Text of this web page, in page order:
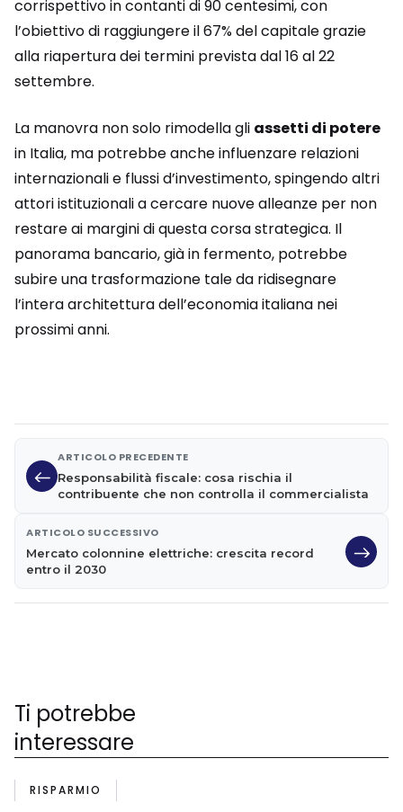
corrispettivo in contanti di 90 centesimi, con
l’obiettivo di raggiungere il 67% del capitale grazie
alla riapertura dei termini prevista dal 16 al 22
settembre.
La manovra non solo rimodella gli assetti di potere
in Italia, ma potrebbe anche influenzare relazioni
internazionali e flussi d’investimento, spingendo altri
attori istituzionali a cercare nuove alleanze per non
restare ai margini di questa corsa strategica. Il
panorama bancario, già in fermento, potrebbe
subire una trasformazione tale da ridisegnare
l’intera architettura dell’economia italiana nei
prossimi anni.
ARTICOLO PRECEDENTE
Responsabilità fiscale: cosa rischia il
contribuente che non controlla il commercialista
ARTICOLO SUCCESSIVO
Mercato colonnine elettriche: crescita record
entro il 2030
Ti potrebbe
interessare
RISPARMIO